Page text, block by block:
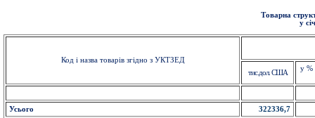
Товарна
у
Код і назва товарів згідно з УКТЗЕД
тис.дол. США
у %
Усього 322336,7